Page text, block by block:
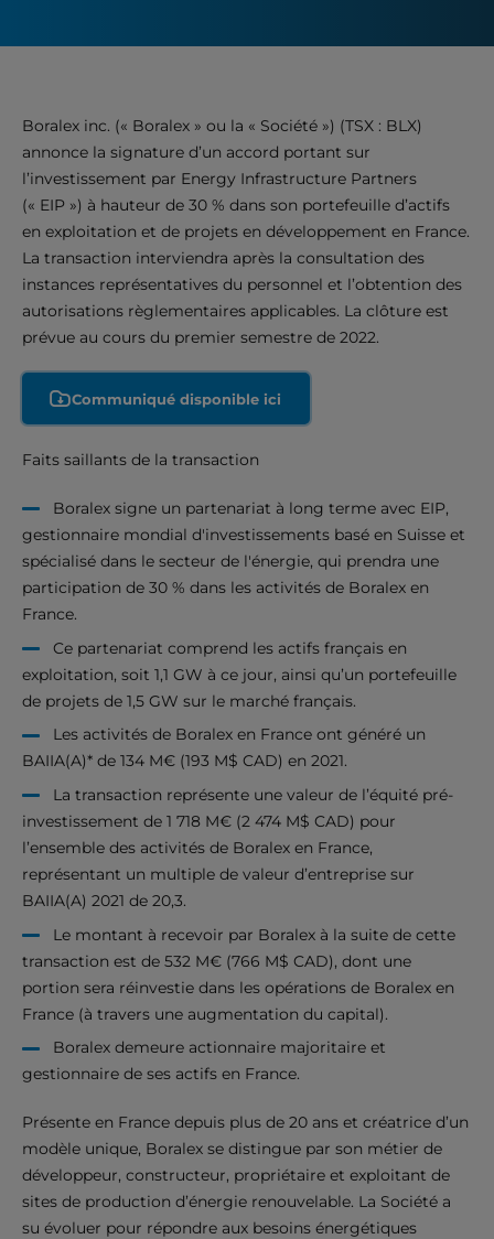
Boralex inc. (« Boralex » ou la « Société ») (TSX : BLX)
annonce la signature d’un accord portant sur
l’investissement par Energy Infrastructure Partners
(« EIP ») à hauteur de 30 % dans son portefeuille d’actifs
en exploitation et de projets en développement en France.
La transaction interviendra après la consultation des
instances représentatives du personnel et l’obtention des
autorisations règlementaires applicables. La clôture est
prévue au cours du premier semestre de 2022.
Communiqué disponible ici
Faits saillants de la transaction
Boralex signe un partenariat à long terme avec EIP,
gestionnaire mondial d'investissements basé en Suisse et
spécialisé dans le secteur de l'énergie, qui prendra une
participation de 30 % dans les activités de Boralex en
France.
Ce partenariat comprend les actifs français en
exploitation, soit 1,1 GW à ce jour, ainsi qu’un portefeuille
de projets de 1,5 GW sur le marché français.
Les activités de Boralex en France ont généré un
BAIIA(A)* de 134 M€ (193 M$ CAD) en 2021.
La transaction représente une valeur de l’équité pré-
investissement de 1 718 M€ (2 474 M$ CAD) pour
l’ensemble des activités de Boralex en France,
représentant un multiple de valeur d’entreprise sur
BAIIA(A) 2021 de 20,3.
Le montant à recevoir par Boralex à la suite de cette
transaction est de 532 M€ (766 M$ CAD), dont une
portion sera réinvestie dans les opérations de Boralex en
France (à travers une augmentation du capital).
Boralex demeure actionnaire majoritaire et
gestionnaire de ses actifs en France.
Présente en France depuis plus de 20 ans et créatrice d’un
modèle unique, Boralex se distingue par son métier de
développeur, constructeur, propriétaire et exploitant de
sites de production d’énergie renouvelable. La Société a
su évoluer pour répondre aux besoins énergétiques